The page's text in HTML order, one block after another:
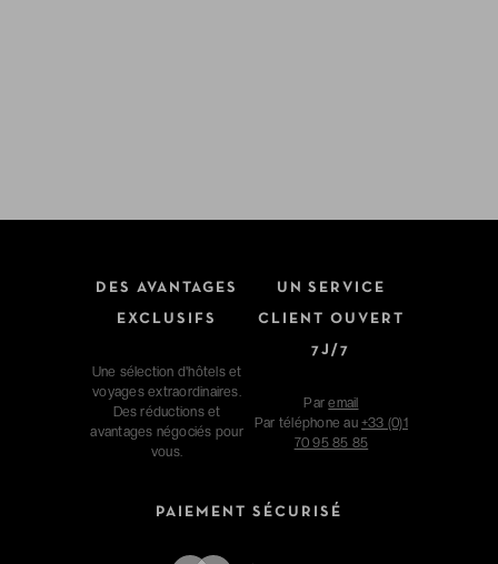
DES AVANTAGES
EXCLUSIFS
Une sélection d'hôtels et
voyages extraordinaires.
Des réductions et
avantages négociés pour
vous.
UN SERVICE
CLIENT OUVERT
7J/7
Paremail
Par téléphone au +33 (0)1
70 95 85 85
PAIEMENT SÉCURISÉ